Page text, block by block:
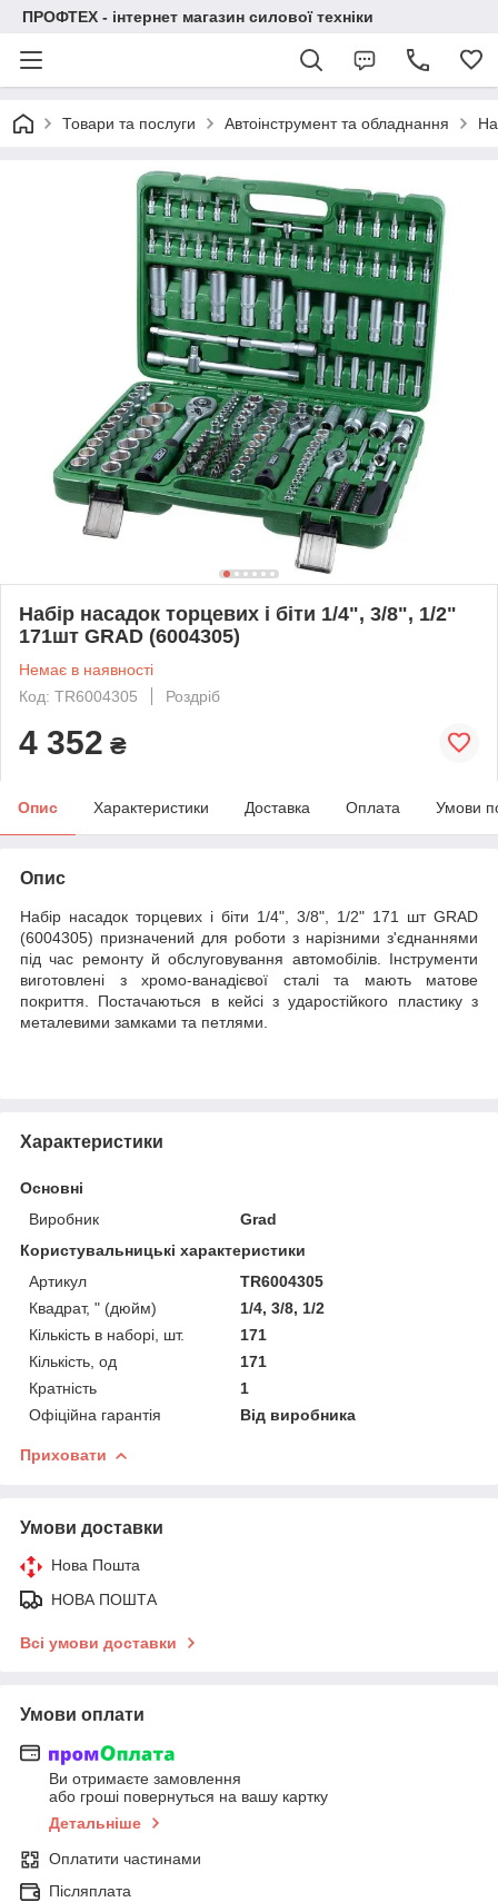
ПРОФТЕХ - інтернет магазин силової техніки
Товари та послуги Автоінструмент та обладнання
Набір насадок торцевих і біти 1/4", 3/8", 1/2"
171шт GRAD (6004305)
Немає в наявності
Код: TR6004305
Роздріб
4 352 ₴
Опис Характеристики Доставка Оплата Умови
Опис
Набір насадок торцевих і біти 1/4", 3/8", 1/2" 171 шт GRAD
(6004305) призначений для роботи з нарізними з'єднаннями
під час ремонту й обслуговування автомобілів. Інструменти
виготовлені з хромо-ванадієвої сталі та мають матове
покриття. Постачаються в кейсі з ударостійкого пластику з
металевими замками та петлями.
Характеристики
Основні
Виробник
Grad
Користувальницькі характеристики
Артикул
TR6004305
Квадрат, " (дюйм)
1/4, 3/8, 1/2
Кількість в наборі, шт.
171
Кількість, од
171
Кратність
1
Офіційна гарантія
Від виробника
Приховати
Умови доставки
Нова Пошта
НОВА ПОШТА
Всі умови доставки
Умови оплати
Ви отримаєте замовлення
або гроші повернуться на вашу картку
Детальніше
Оплатити частинами
Післяплата